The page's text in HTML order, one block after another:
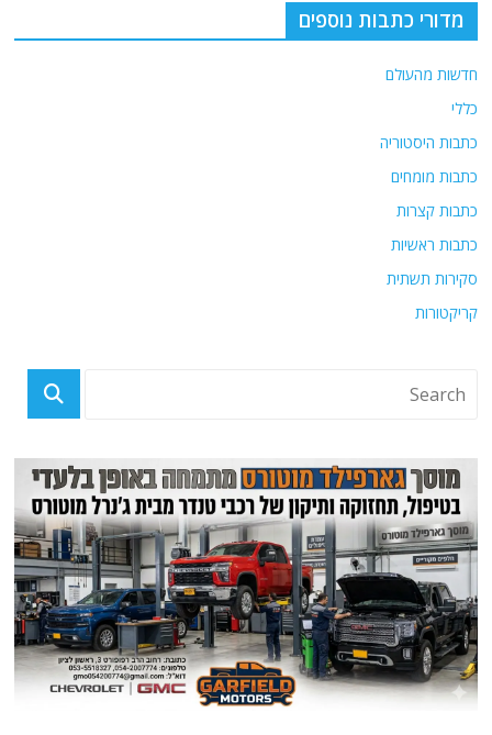
מדורי כתבות נוספים
חדשות מהעולם
כללי
כתבות היסטוריה
כתבות מומחים
כתבות קצרות
כתבות ראשיות
סקירות תשתית
קריקטורות